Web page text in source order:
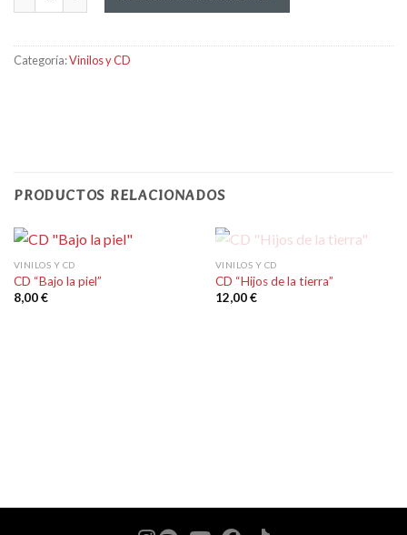
Categoría:Vinilos y CD
PRODUCTOS RELACIONADOS
VINILOS Y CD
CD “Bajo la piel”
8,00€
SIN EXISTENCIAS
VINILOS Y CD
CD “Hijos de la tierra”
12,00€